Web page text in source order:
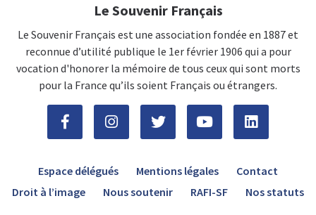
Le Souvenir Français
Le Souvenir Français est une association fondée en 1887 et
reconnue d’utilité publique le 1er février 1906 qui a pour
vocation d'honorer la mémoire de tous ceux qui sont morts
pour la France qu’ils soient Français ou étrangers.
Espace délégués Mentions légales
Contact
Droit à l’image
Nous soutenir RAFI-SF Nos statuts